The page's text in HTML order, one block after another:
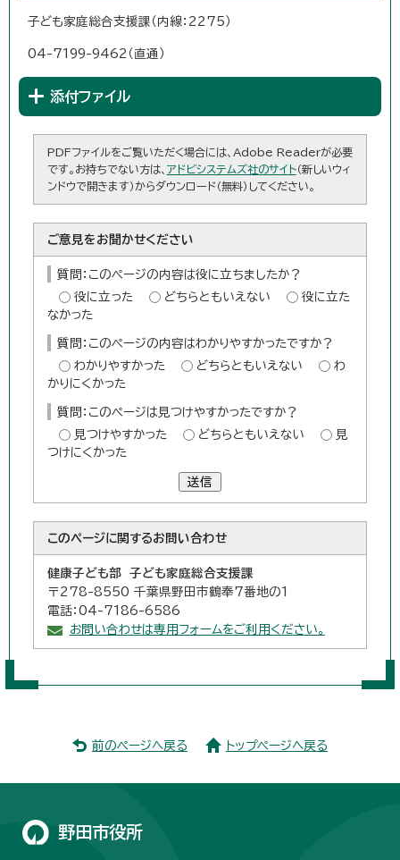
子ども家庭総合支援課（内線：2275）
04-7199-9462（直通）
添付ファイル
PDFファイルをご覧いただく場合には、Adobe Readerが必要
です。お持ちでない方は、 アドビシステムズ社のサイト（新しいウィ
ンドウで開きます）からダウンロード（無料）してください。
ご意見をお聞かせください
質問：このページの内容は役に立ちましたか？
役に立った
どちらともいえない
役に立た
なかった
質問：このページの内容はわかりやすかったですか？
わかりやすかった
どちらともいえない
わ
かりにくかった
質問：このページは見つけやすかったですか？
見つけやすかった
どちらともいえない
見
つけにくかった
送信
このページに関するお問い合わせ
健康子ども部 子ども家庭総合支援課
〒278-8550 千葉県野田市鶴奉7番地の1
電話：04-7186-6586
お問い合わせは専用フォームをご利用ください。
前のページへ戻る トップページへ戻る
野田市役所